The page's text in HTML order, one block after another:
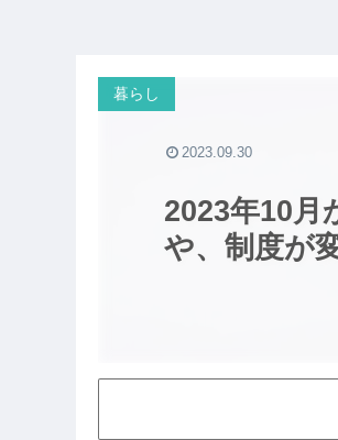
2023年10月
や、制度が
暮らし
2023.09.30